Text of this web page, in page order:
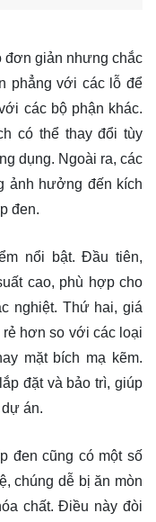
đơn giản nhưng chắc
phẳng với các lỗ để
các bộ phận khác.
có thể thay đổi tùy
dụng. Ngoài ra, các
ảnh hưởng đến kích
đen.
nổi bật. Đầu tiên,
cao, phù hợp cho
nghiệt. Thứ hai, giá
hơn so với các loại
mặt bích mạ kẽm.
đặt và bảo trì, giúp
án.
đen cũng có một số
chúng dễ bị ăn mòn
chất. Điều này đòi